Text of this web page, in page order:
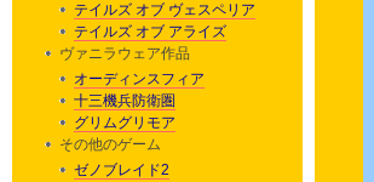
テイルズ オブ ヴェスペリア
テイルズ オブ アライズ
ヴァニラウェア作品
オーディンスフィア
十三機兵防衛圏
グリムグリモア
その他のゲーム
ゼノブレイド2